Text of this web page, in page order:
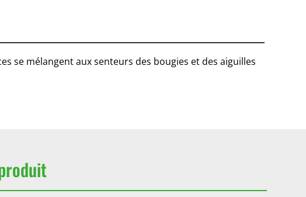
se mélangent aux senteurs des bougies et des aiguilles